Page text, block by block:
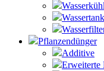
Wassertank
Pflanzendünger
Additive
Erweiterte